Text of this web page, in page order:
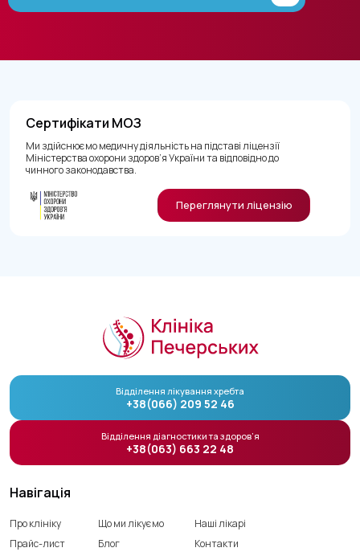
Сертифікати МОЗ
Ми здійснюємо медичну діяльність на підставі ліцензії
Міністерства охорони здоров’я України та відповідно до
чинного законодавства.
Переглянути ліцензію
Навігація
Про клініку Що ми лікуємо
Наші лікарі
Прайс-лист
Блог Контакти
Відділення лікування хребта
+38(066) 209 52 46
Відділення діагностики та здоров’я
+38(063) 663 22 48